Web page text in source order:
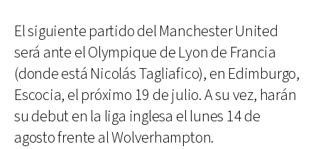
El siguiente partido del Manchester United
será ante el Olympique de Lyon de Francia
(donde está Nicolás Tagliafico), en Edimburgo,
Escocia, el próximo 19 de julio. A su vez, harán
su debut en la liga inglesa el lunes 14 de
agosto frente al Wolverhampton.